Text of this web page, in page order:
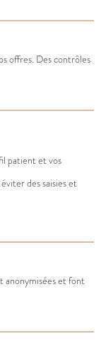
offres. Des contrôles
patient et vos
des saisies et
anonymisées et font